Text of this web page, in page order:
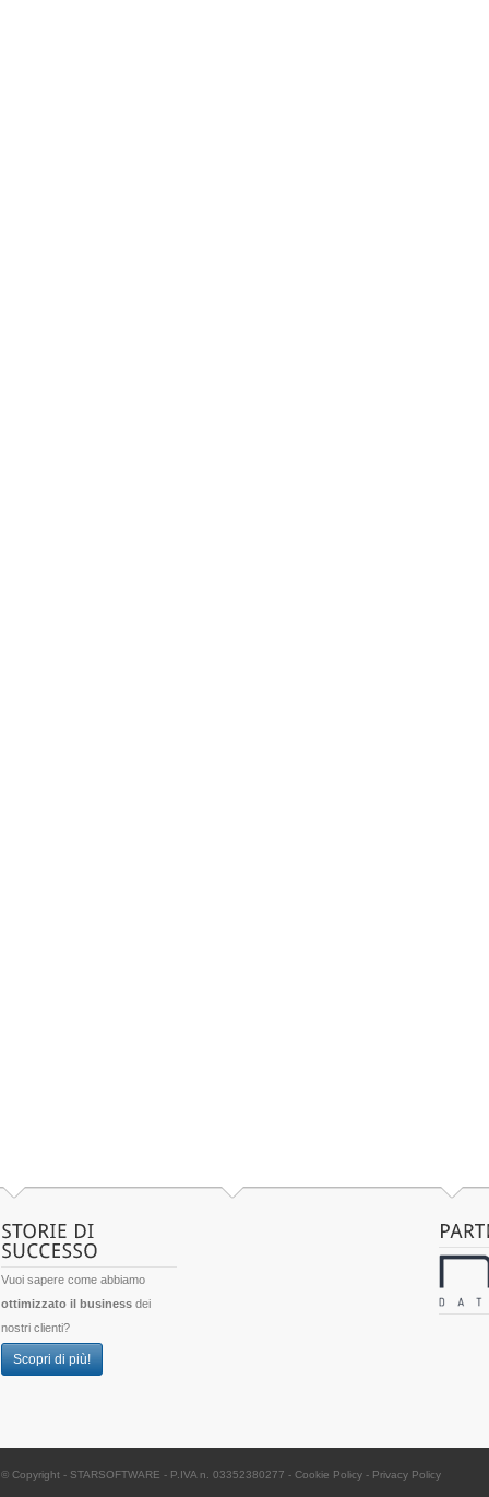
Vuoi sapere come abbiamo
ottimizzato il business dei
nostri clienti?
Scopri di più!
© Copyright - STARSOFTWARE - P.IVA n. 03352380277 - Cookie Policy - Privacy Policy